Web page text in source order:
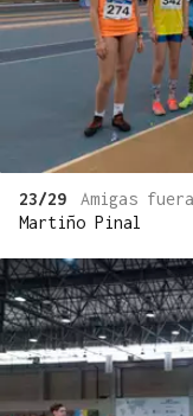
23/29 Amigas
Martiño Pinal